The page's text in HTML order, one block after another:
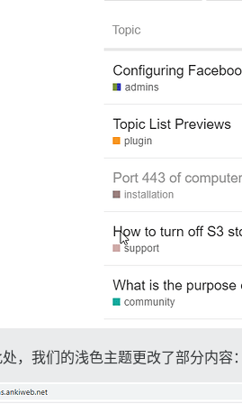
，我们的浅色主题更改了部分内容